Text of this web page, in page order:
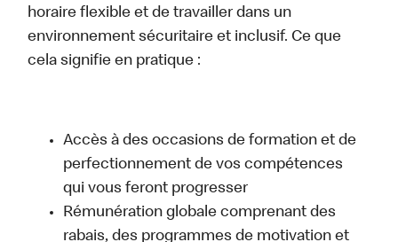
horaire flexible et de travailler dans un
environnement sécuritaire et inclusif. Ce que
cela signifie en pratique :
Accès à des occasions de formation et de
perfectionnement de vos compétences
qui vous feront progresser
Rémunération globale comprenant des
rabais, des programmes de motivation et